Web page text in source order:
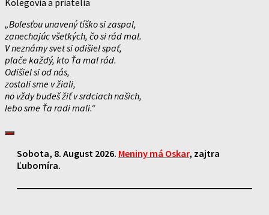
Kolegovia a priatelia
„Bolesťou unavený tíško si zaspal,
zanechajúc všetkých, čo si rád mal.
V neznámy svet si odišiel spať,
plače každý, kto Ťa mal rád.
Odišiel si od nás,
zostali sme v žiali,
no vždy budeš žiť v srdciach našich,
lebo sme Ťa radi mali.“
Sobota, 8. August 2026. Meniny má Oskar, zajtra
Ľubomíra.